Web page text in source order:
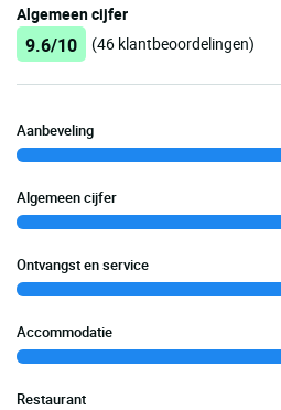
Algemeen cijfer
9.6/10 (46 klantbeoordelingen)
Aanbeveling
Algemeen cijfer
Ontvangst en service
Accommodatie
Restaurant